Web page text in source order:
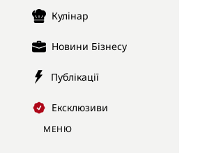
Кулінар
Новини Бізнесу
Публікації
Ексклюзиви
МЕНЮ